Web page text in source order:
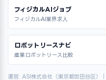
フィジカルAIジョブ
フィジカルAI業界求人
ロボットリースナビ
産業ロボットリース比較
運営: ASI株式会社（東京都世田谷区）｜